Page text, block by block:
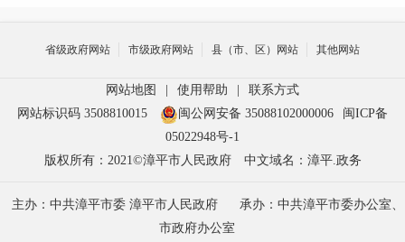
省级政府网站 市级政府网站 县（市、区）网站 其他网站
网站地图 | 使用帮助 |
联系方式
网站标识码 3508810015
闽公网安备 35088102000006
闽ICP备
05022948号-1
版权所有：2021©漳平市人民政府
中文域名：漳平.政务
主办：中共漳平市委 漳平市人民政府
承办：中共漳平市委办公室、
市政府办公室